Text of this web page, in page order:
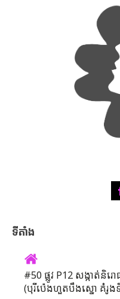
ទីតាំង
#50 ផ្លូវ P12 សង្កាត់និរ
(បុរីប៉េងហួតបឹងស្នោ គំរូង